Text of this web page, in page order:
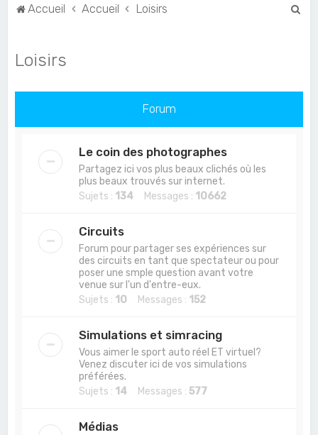
Accueil Accueil Loisirs
c
Loisirs
Forum
Le coin des photographes
Partagez ici vos plus beaux clichés où les
plus beaux trouvés sur internet.
Sujets : 134 Messages : 10662
Circuits
Forum pour partager ses expériences sur
des circuits en tant que spectateur ou pour
poser une smple question avant votre
venue sur l'un d'entre-eux.
Sujets : 10 Messages : 152
Simulations et simracing
Vous aimer le sport auto réel ET virtuel?
Venez discuter ici de vos simulations
préférées.
Sujets : 14 Messages : 577
Médias